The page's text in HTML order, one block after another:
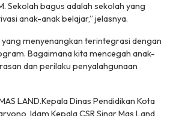
Sekolah bagus adalah sekolah yang
anak-anak belajar,” jelasnya.
menyenangkan terintegrasi dengan
Bagaimana kita mencegah anak-
dan perilaku penyalahgunaan
LAND.Kepala Dinas Pendidikan Kota
Idam Kepala CSR Sinar Mas Land